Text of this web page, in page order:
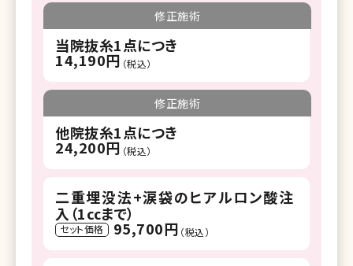
修正施術
当院抜糸1点につき
14,190円 （税込）
修正施術
他院抜糸1点につき
24,200円 （税込）
二重埋没法+涙袋のヒアルロン酸注
入（1㏄まで）
セット価格 95,700円 （税込）